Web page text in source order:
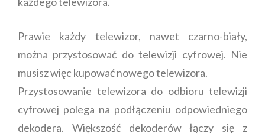
Prawie każdy telewizor, nawet czarno-biały,
można przystosować do telewizji cyfrowej. Nie
musisz więc kupować nowego telewizora.
Przystosowanie telewizora do odbioru telewizji
cyfrowej polega na podłączeniu odpowiedniego
dekodera. Większość dekoderów łączy się z